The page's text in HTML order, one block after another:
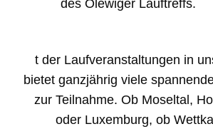
t der Laufveranstaltungen in
bietet ganzjährig viele
zur Teilnahme. Ob Moseltal,
oder Luxemburg, ob